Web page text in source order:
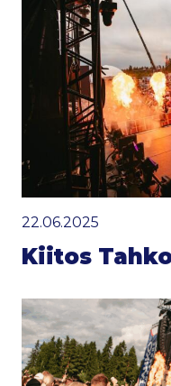
22.06.2025
Kiitos